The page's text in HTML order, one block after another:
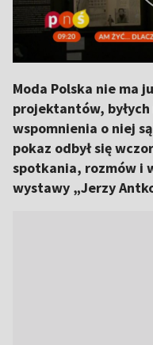
Moda Polska nie ma
projektantów,
wspomnienia o niej
pokaz odbył się
spotkania, rozmów i
wystawy „Jerzy